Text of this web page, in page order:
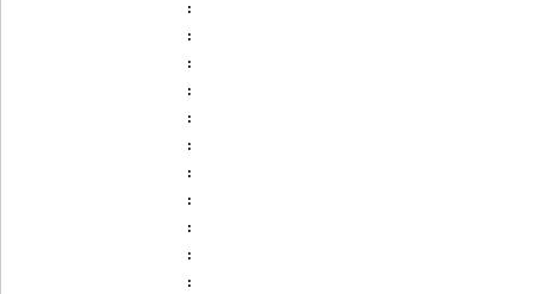
:
:
:
:
:
:
:
:
:
:
: